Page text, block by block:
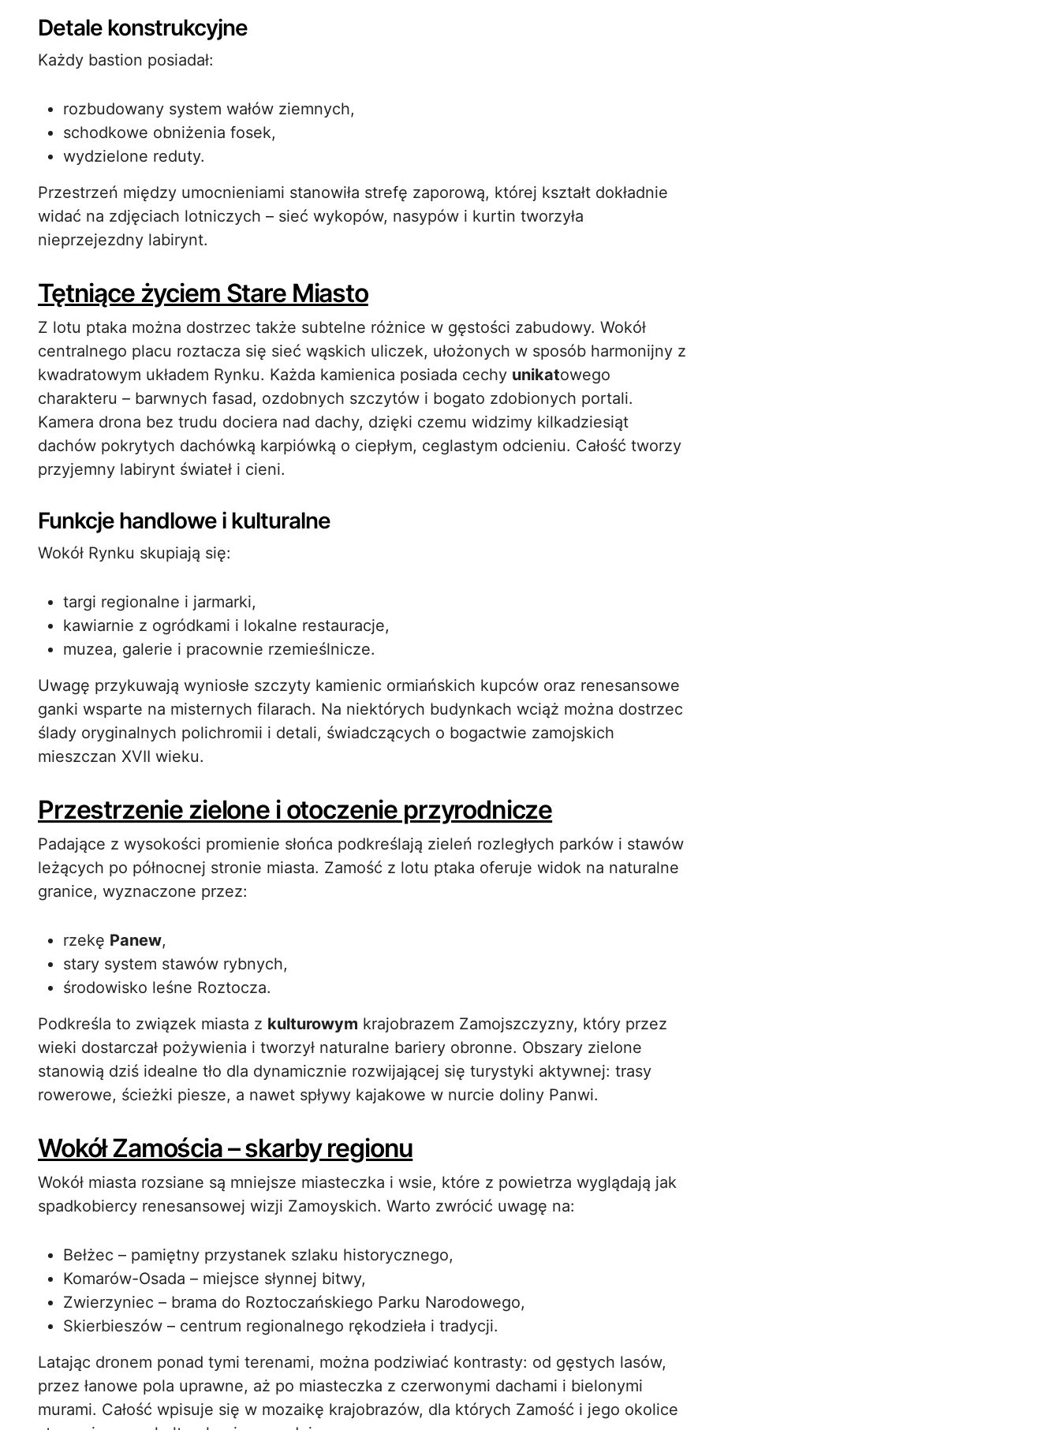
Detale konstrukcyjne
Każdy bastion posiadał:
rozbudowany system wałów ziemnych,
schodkowe obniżenia fosek,
wydzielone reduty.
Przestrzeń między umocnieniami stanowiła strefę zaporową, której kształt dokładnie
widać na zdjęciach lotniczych – sieć wykopów, nasypów i kurtin tworzyła
nieprzejezdny labirynt.
Tętniące życiem Stare Miasto
Z lotu ptaka można dostrzec także subtelne różnice w gęstości zabudowy. Wokół
centralnego placu roztacza się sieć wąskich uliczek, ułożonych w sposób harmonijny z
kwadratowym układem Rynku. Każda kamienica posiada cechy unikatowego
charakteru – barwnych fasad, ozdobnych szczytów i bogato zdobionych portali.
Kamera drona bez trudu dociera nad dachy, dzięki czemu widzimy kilkadziesiąt
dachów pokrytych dachówką karpiówką o ciepłym, ceglastym odcieniu. Całość tworzy
przyjemny labirynt świateł i cieni.
Funkcje handlowe i kulturalne
Wokół Rynku skupiają się:
targi regionalne i jarmarki,
kawiarnie z ogródkami i lokalne restauracje,
muzea, galerie i pracownie rzemieślnicze.
Uwagę przykuwają wyniosłe szczyty kamienic ormiańskich kupców oraz renesansowe
ganki wsparte na misternych filarach. Na niektórych budynkach wciąż można dostrzec
ślady oryginalnych polichromii i detali, świadczących o bogactwie zamojskich
mieszczan XVII wieku.
Przestrzenie zielone i otoczenie przyrodnicze
Padające z wysokości promienie słońca podkreślają zieleń rozległych parków i stawów
leżących po północnej stronie miasta. Zamość z lotu ptaka oferuje widok na naturalne
granice, wyznaczone przez:
rzekę Panew,
stary system stawów rybnych,
środowisko leśne Roztocza.
Podkreśla to związek miasta z kulturowym krajobrazem Zamojszczyzny, który przez
wieki dostarczał pożywienia i tworzył naturalne bariery obronne. Obszary zielone
stanowią dziś idealne tło dla dynamicznie rozwijającej się turystyki aktywnej: trasy
rowerowe, ścieżki piesze, a nawet spływy kajakowe w nurcie doliny Panwi.
Wokół Zamościa – skarby regionu
Wokół miasta rozsiane są mniejsze miasteczka i wsie, które z powietrza wyglądają jak
spadkobiercy renesansowej wizji Zamoyskich. Warto zwrócić uwagę na:
Bełżec – pamiętny przystanek szlaku historycznego,
Komarów-Osada – miejsce słynnej bitwy,
Zwierzyniec – brama do Roztoczańskiego Parku Narodowego,
Skierbieszów – centrum regionalnego rękodzieła i tradycji.
Latając dronem ponad tymi terenami, można podziwiać kontrasty: od gęstych lasów,
przez łanowe pola uprawne, aż po miasteczka z czerwonymi dachami i bielonymi
murami. Całość wpisuje się w mozaikę krajobrazów, dla których Zamość i jego okolice